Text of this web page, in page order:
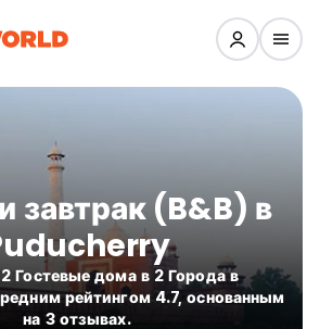
завтрак (B&B) в
Гостевые дома в 2 Города в
рейтингом 4.7, основанным
на 3 отзывах.